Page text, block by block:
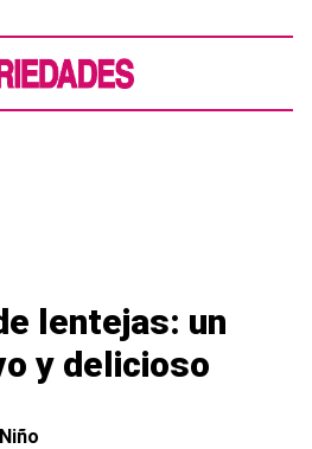
lentejas: un
y delicioso